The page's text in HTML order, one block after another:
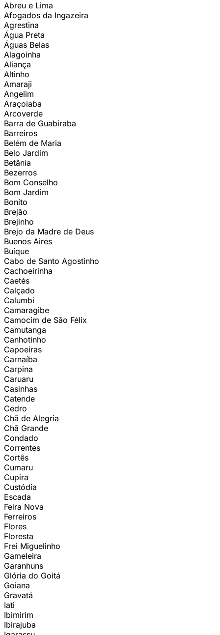
Abreu e Lima
Afogados da Ingazeira
Agrestina
Água Preta
Águas Belas
Alagoinha
Aliança
Altinho
Amaraji
Angelim
Araçoiaba
Arcoverde
Barra de Guabiraba
Barreiros
Belém de Maria
Belo Jardim
Betânia
Bezerros
Bom Conselho
Bom Jardim
Bonito
Brejão
Brejinho
Brejo da Madre de Deus
Buenos Aires
Buíque
Cabo de Santo Agostinho
Cachoeirinha
Caetés
Calçado
Calumbi
Camaragibe
Camocim de São Félix
Camutanga
Canhotinho
Capoeiras
Carnaíba
Carpina
Caruaru
Casinhas
Catende
Cedro
Chã de Alegria
Chã Grande
Condado
Correntes
Cortês
Cumaru
Cupira
Custódia
Escada
Feira Nova
Ferreiros
Flores
Floresta
Frei Miguelinho
Gameleira
Garanhuns
Glória do Goitá
Goiana
Gravatá
Iati
Ibimirim
Ibirajuba